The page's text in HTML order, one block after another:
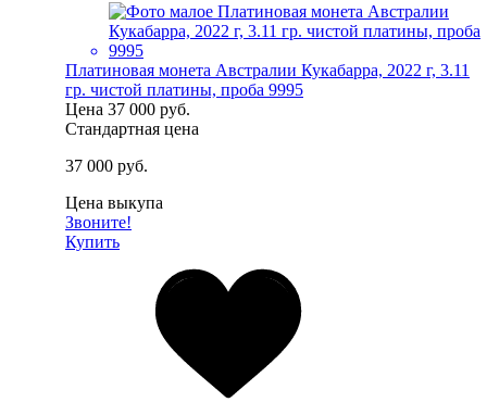
Платиновая монета Австралии Кукабарра, 2022 г, 3.11
гр. чистой платины, проба 9995
Цена 37 000 руб.
Стандартная цена
37 000 руб.
Цена выкупа
Звоните!
Купить